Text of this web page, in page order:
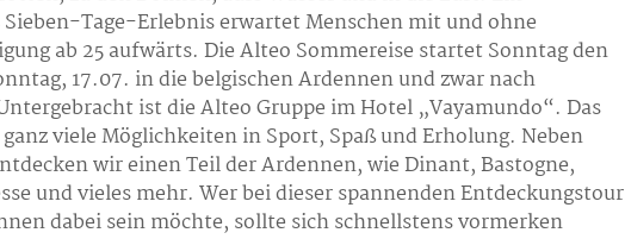
Sieben-Tage-Erlebnis erwartet Menschen mit und ohne
ab 25 aufwärts. Die Alteo Sommereise startet Sonntag den
17.07. in die belgischen Ardennen und zwar nach
ist die Alteo Gruppe im Hotel „Vayamundo“. Das
viele Möglichkeiten in Sport, Spaß und Erholung. Neben
wir einen Teil der Ardennen, wie Dinant, Bastogne,
und vieles mehr. Wer bei dieser spannenden Entdeckungstour
dabei sein möchte, sollte sich schnellstens vormerken